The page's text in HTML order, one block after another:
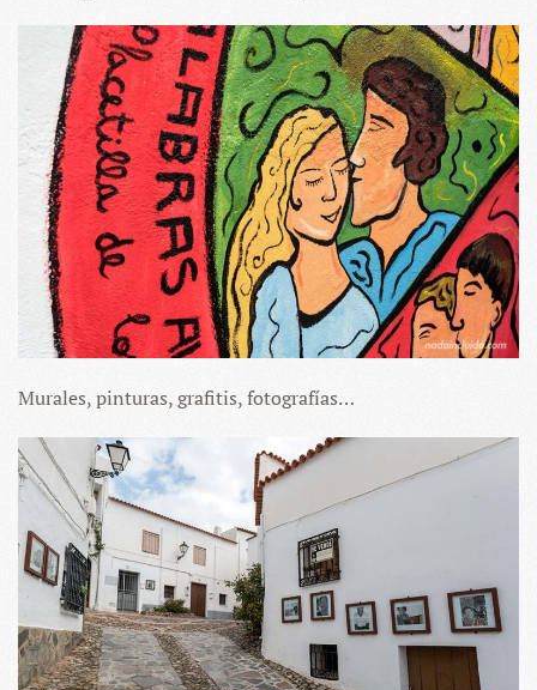
Murales, pinturas, grafitis, fotografías…